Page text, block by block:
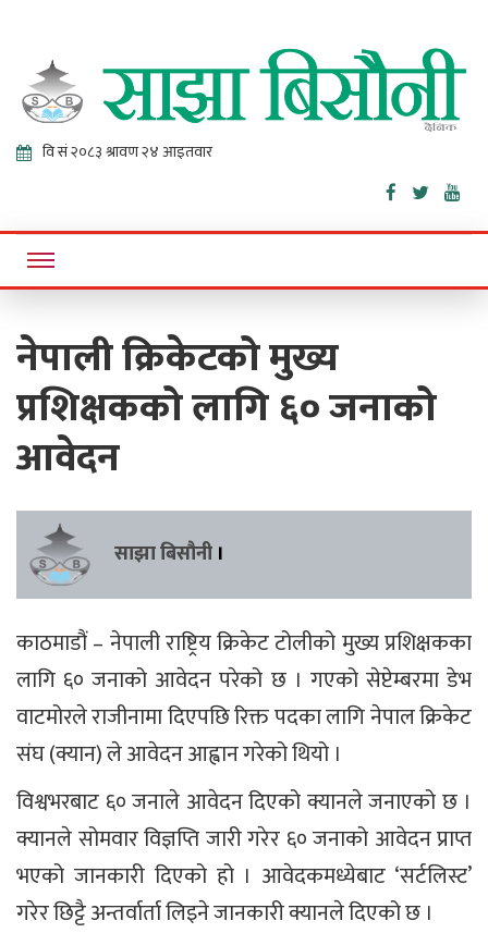
Sajha
Bisaunee
Online News Portal
नेपाली क्रिकेटको मुख्य
प्रशिक्षकको लागि ६० जनाको
आवेदन
साझा बिसौनी ।
काठमाडौं – नेपाली राष्ट्रिय क्रिकेट टोलीको मुख्य प्रशिक्षकका
लागि ६० जनाको आवेदन परेको छ । गएको सेप्टेम्बरमा डेभ
वाटमोरले राजीनामा दिएपछि रिक्त पदका लागि नेपाल क्रिकेट
संघ (क्यान) ले आवेदन आह्वान गरेको थियो ।
विश्वभरबाट ६० जनाले आवेदन दिएको क्यानले जनाएको छ ।
क्यानले सोमवार विज्ञप्ति जारी गरेर ६० जनाको आवेदन प्राप्त
भएको जानकारी दिएको हो । आवेदकमध्येबाट ‘सर्टलिस्ट’
गरेर छिट्टै अन्तर्वार्ता लिइने जानकारी क्यानले दिएको छ ।